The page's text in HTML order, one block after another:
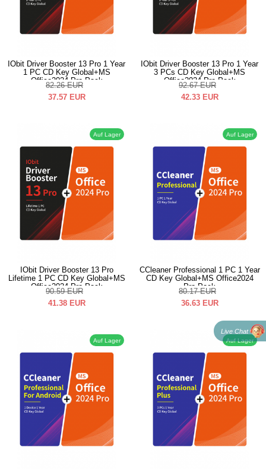
IObit Driver Booster 13 Pro 1 Year
1 PC CD Key Global+MS
Office2024 Pro Pack
82.26 EUR
37.57 EUR
IObit Driver Booster 13 Pro 1 Year
3 PCs CD Key Global+MS
Office2024 Pro Pack
92.67 EUR
42.33 EUR
Auf Lager
IObit Driver Booster 13 Pro
Lifetime 1 PC CD Key Global+MS
Office2024 Pro Pack
90.59 EUR
41.38 EUR
Auf Lager
CCleaner Professional 1 PC 1 Year
CD Key Global+MS Office2024
Pro Pack
80.17 EUR
36.63 EUR
Auf Lager Auf Lager
Live Chat